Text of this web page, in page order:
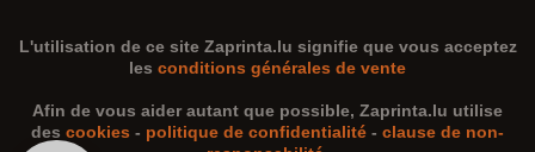
L'utilisation de ce site Zaprinta.lu signifie que vous acceptez
les conditions générales de vente
Afin de vous aider autant que possible, Zaprinta.lu utilise
des cookies - politique de confidentialité - clause de non-